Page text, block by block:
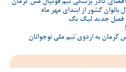
اعضای کادر پزشکی تیم فوتبال مس کرمان
کشور از ابتدای مهر ماه
فصل جدید لیگ یک
به اردوی تیم ملی نوجوانان